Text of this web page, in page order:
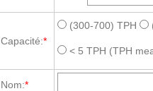
Capacité:*
(300-700) TPH
< 5 TPH (TPH
Nom:*